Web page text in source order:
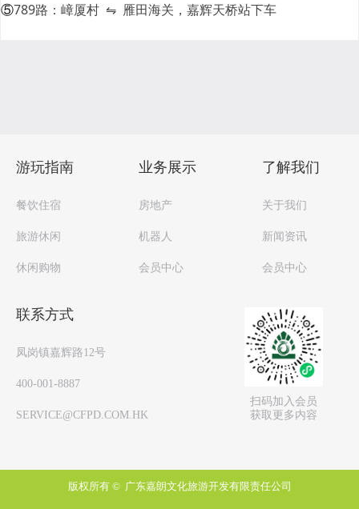
⑤789路：嶂厦村 ⇋ 雁田海关，嘉辉天桥站下车
游玩指南
餐饮住宿
旅游休闲
休闲购物
房地产
机器人
会员中心
业务展示
关于我们
新闻资讯
会员中心
了解我们
联系方式
凤岗镇嘉辉路12号
400-001-8887
SERVICE@CFPD.COM.HK
扫码加入会员
获取更多内容
版权所有 © 广东嘉朗文化旅游开发有限责任公司